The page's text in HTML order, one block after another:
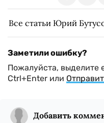
Все статьи Юрий
Заметили ошибку?
Пожалуйста,
Ctrl+Enter или
Добавить